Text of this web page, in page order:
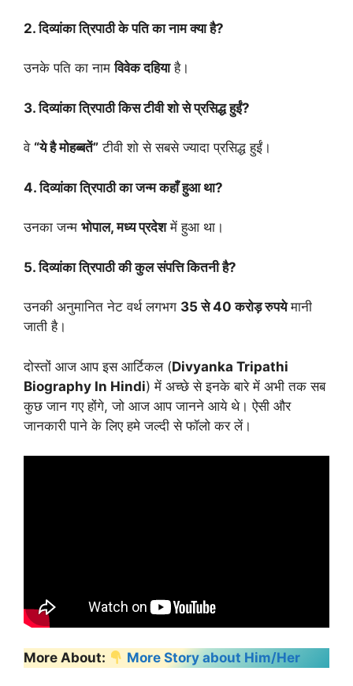
2. दिव्यांका त्रिपाठी के पति का नाम क्या है?
उनके पति का नामविवेक दहियाहै।
3. दिव्यांका त्रिपाठी किस टीवी शो से प्रसिद्ध हुईं?
वे “ये है मोहब्बतें” टीवी शो से सबसे ज्यादा प्रसिद्ध हुईं।
4. दिव्यांका त्रिपाठी का जन्म कहाँ हुआ था?
उनका जन्म भोपाल, मध्य प्रदेशमें हुआ था।
5. दिव्यांका त्रिपाठी की कुल संपत्ति कितनी है?
उनकी अनुमानित नेट वर्थ लगभग 35 से 40 करोड़ रुपयेमानी
जाती है।
दोस्तों आज आप इस आर्टिकल (Divyanka Tripathi
Biography In Hindi) में अच्छे से इनके बारे में अभी तक सब
कुछ जान गए होंगे, जो आज आप जानने आये थे। ऐसी और
जानकारी पाने के लिए हमे जल्दी से फॉलो कर लें।
More About: More Story about Him/Her